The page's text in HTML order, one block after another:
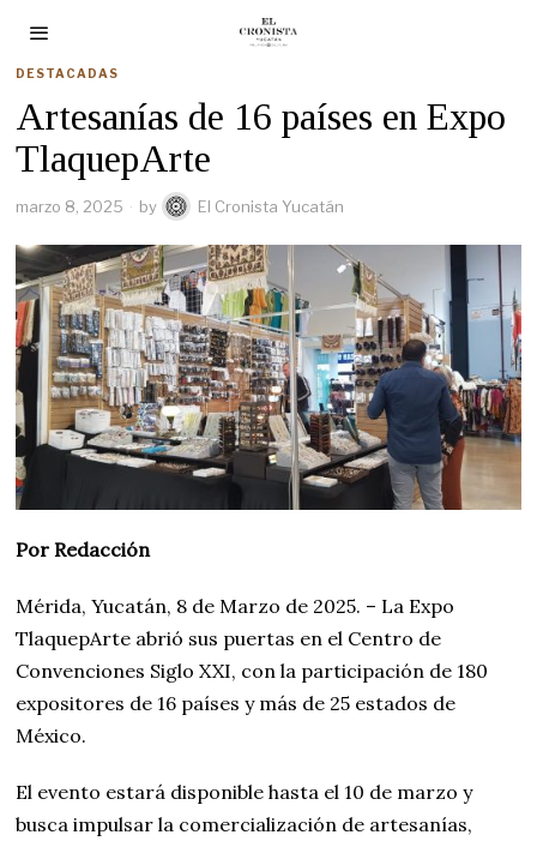
DESTACADAS
Artesanías de 16 países en Expo
TlaquepArte
marzo 8, 2025 by El Cronista Yucatán
Por Redacción
Mérida, Yucatán, 8 de Marzo de 2025. – La Expo
TlaquepArte abrió sus puertas en el Centro de
Convenciones Siglo XXI, con la participación de 180
expositores de 16 países y más de 25 estados de
México.
El evento estará disponible hasta el 10 de marzo y
busca impulsar la comercialización de artesanías,